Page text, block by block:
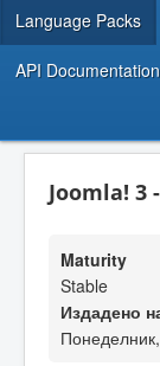
Language Packs
API Documentation
Joomla! 3
Maturity
Stable
Издадено